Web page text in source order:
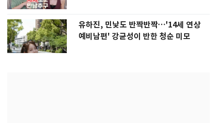
유하진, 민낯도 반짝반짝…'14세 연상
예비남편' 강균성이 반한 청순 미모